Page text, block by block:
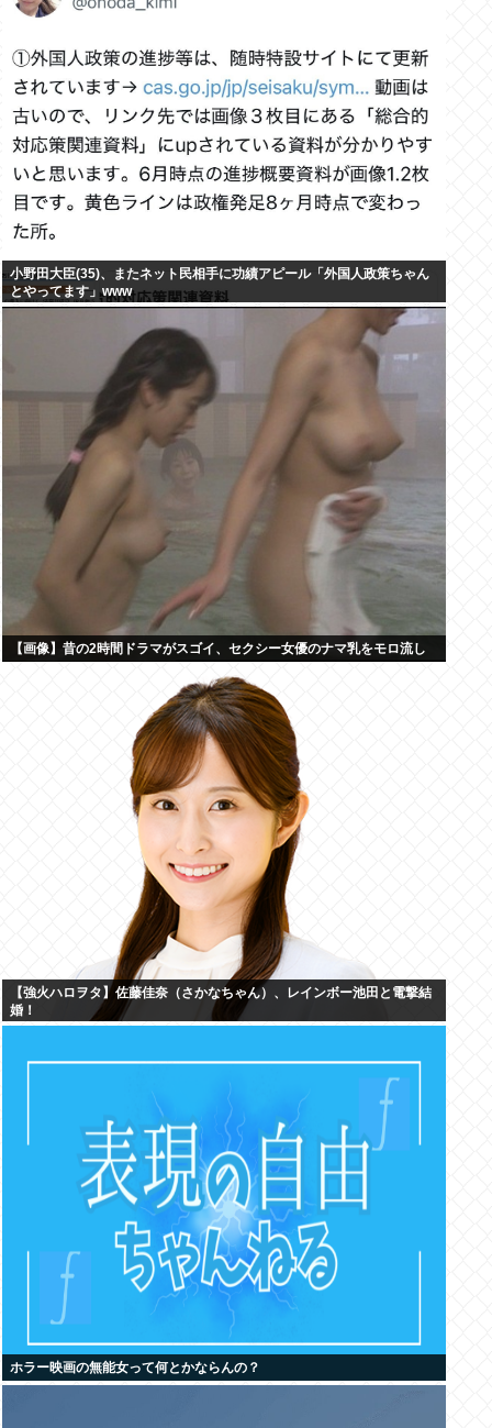
小野田大臣(35)、またネット民相手に功績アピール「外国人政策ちゃん
とやってます」www
【画像】昔の2時間ドラマがスゴイ、セクシー女優のナマ乳をモロ流し
【強火ハロヲタ】佐藤佳奈（さかなちゃん）、レインボー池田と電撃結
婚！
ホラー映画の無能女って何とかならんの？